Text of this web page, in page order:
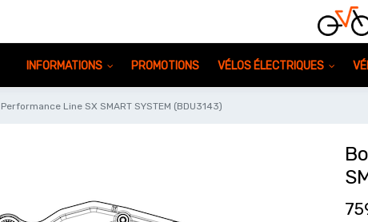
INFORMATIONS PROMOTIONS VÉLOS ÉLECTRIQUES
Line SX SMART SYSTEM (BDU3143)